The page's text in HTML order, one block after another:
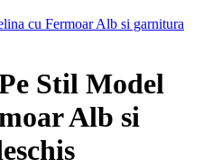
cu Fermoar Alb si garnitura
Stil Model
Alb si